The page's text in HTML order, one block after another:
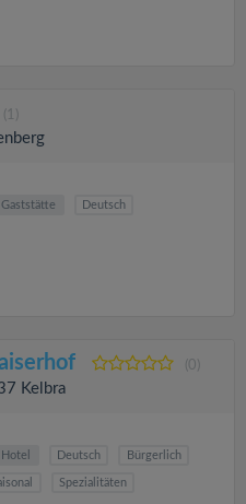
(1)
Gaststätte Deutsch
(0)
Kelbra
Hotel Deutsch Bürgerlich
Spezialitäten